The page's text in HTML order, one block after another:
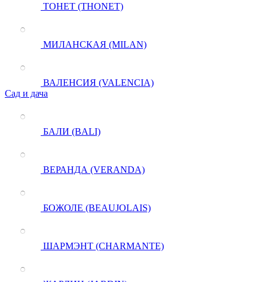
ТОНЕТ (THONET)
МИЛАНСКАЯ (MILAN)
ВАЛЕНСИЯ (VALENCIA)
Сад и дача
БАЛИ (BALI)
ВЕРАНДА (VERANDA)
БОЖОЛЕ (BEAUJOLAIS)
ШАРМЭНТ (CHARMANTE)